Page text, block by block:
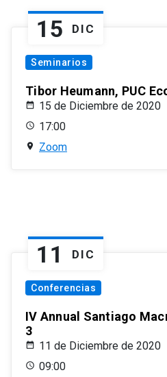
15 DIC
Seminarios
Tibor Heumann, PUC
15 de Diciembre de 2020
17:00
Zoom
11 DIC
Conferencias
IV Annual Santiago
3
11 de Diciembre de 2020
09:00